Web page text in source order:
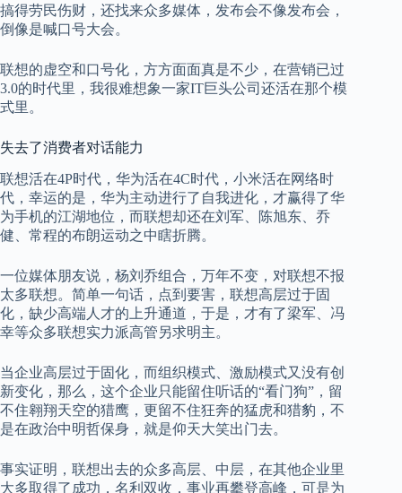
搞得劳民伤财，还找来众多媒体，发布会不像发布会，
倒像是喊口号大会。
联想的虚空和口号化，方方面面真是不少，在营销已过
3.0的时代里，我很难想象一家IT巨头公司还活在那个模
式里。
失去了消费者对话能力
联想活在4P时代，华为活在4C时代，小米活在网络时
代，幸运的是，华为主动进行了自我进化，才赢得了华
为手机的江湖地位，而联想却还在刘军、陈旭东、乔
健、常程的布朗运动之中瞎折腾。
一位媒体朋友说，杨刘乔组合，万年不变，对联想不报
太多联想。简单一句话，点到要害，联想高层过于固
化，缺少高端人才的上升通道，于是，才有了梁军、冯
幸等众多联想实力派高管另求明主。
当企业高层过于固化，而组织模式、激励模式又没有创
新变化，那么，这个企业只能留住听话的“看门狗”，留
不住翱翔天空的猎鹰，更留不住狂奔的猛虎和猎豹，不
是在政治中明哲保身，就是仰天大笑出门去。
事实证明，联想出去的众多高层、中层，在其他企业里
大多取得了成功，名利双收，事业再攀登高峰，可是为